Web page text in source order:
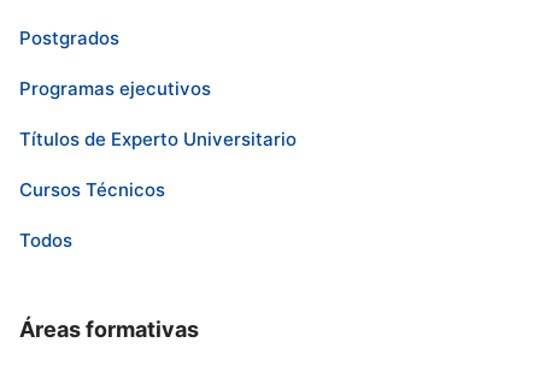
Postgrados
Programas ejecutivos
Títulos de Experto Universitario
Cursos Técnicos
Todos
Áreas formativas